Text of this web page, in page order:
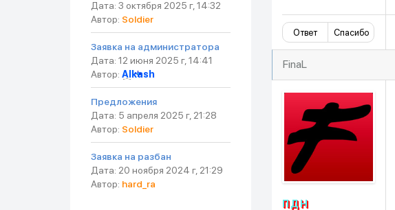
Ответ Спасибо
FinaL
ПДН
Дата: 3 октября 2025 г, 14:32
Автор: Soldier
Заявка на администратора
Дата: 12 июня 2025 г, 14:41
Автор: Alkash
Предложения
Дата: 5 апреля 2025 г, 21:28
Автор: Soldier
Заявка на разбан
Дата: 20 ноября 2024 г, 21:29
Автор: hard_ra